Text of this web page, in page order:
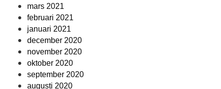
mars 2021
februari 2021
januari 2021
december 2020
november 2020
oktober 2020
september 2020
augusti 2020